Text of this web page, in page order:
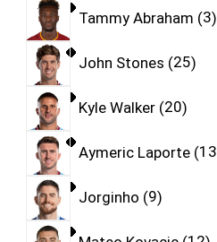
Tammy Abraham 3
John Stones 25
Kyle Walker 20
Aymeric Laporte 13
Jorginho 9